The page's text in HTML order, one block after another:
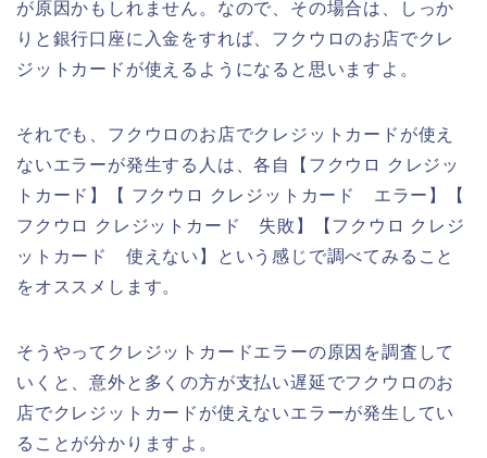
が原因かもしれません。なので、その場合は、しっか
りと銀行口座に入金をすれば、フクウロのお店でクレ
ジットカードが使えるようになると思いますよ。
それでも、フクウロのお店でクレジットカードが使え
ないエラーが発生する人は、各自【フクウロ クレジッ
トカード】【 フクウロ クレジットカード エラー】【
フクウロ クレジットカード 失敗】【フクウロ クレジ
ットカード 使えない】という感じで調べてみること
をオススメします。
そうやってクレジットカードエラーの原因を調査して
いくと、意外と多くの方が支払い遅延でフクウロのお
店でクレジットカードが使えないエラーが発生してい
ることが分かりますよ。